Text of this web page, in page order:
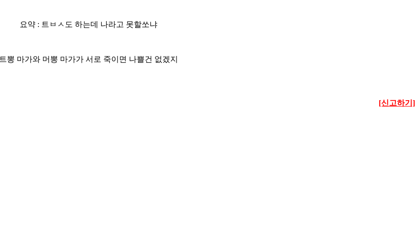
요약 : 트ㅂㅅ도 하는데 나라고 못할쏘냐
트뽕 마가와 머뽕 마가가 서로 죽이면 나쁠건 없겠지
[신고하기]